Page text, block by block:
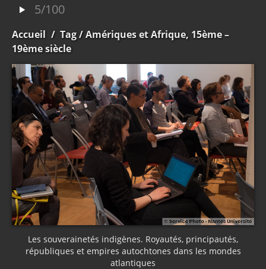
5/100
Accueil / Tag/ Amériques et Afrique, 15ème –
19ème siècle
Les souverainetés indigènes. Royautés, principautés,
républiques et empires autochtones dans les mondes
atlantiques